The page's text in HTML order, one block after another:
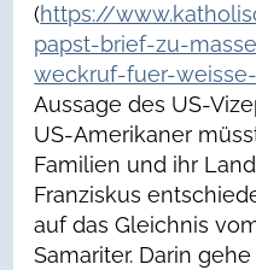
(https://
papst-brief-zu-
weckruf-fuer-
Aussage des US-
US-Amerikaner
Familien und ihr
Franziskus
auf das Gleichnis
Samariter. Darin